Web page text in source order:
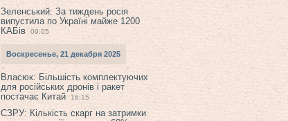
Зеленський: За тиждень росія
випустила по Україні майже 1200
КАБів
09:05
Воскресенье, 21 декабря 2025
Власюк: Більшість комплектуючих
для російських дронів і ракет
постачає Китай
16:15
СЗРУ: Кількість скарг на затримки